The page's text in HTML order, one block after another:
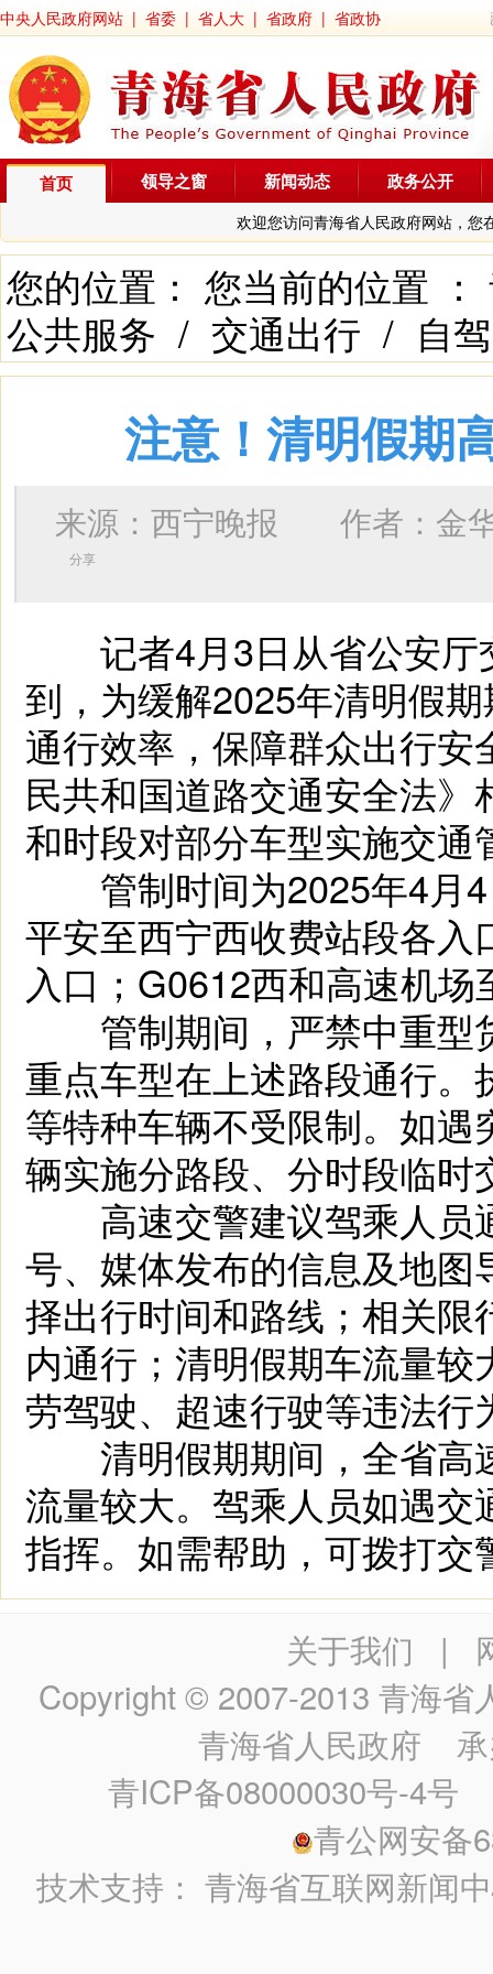
中央人民政府网站 | 省委 | 省人大 | 省政府 | 省政协
首页
欢迎您访问青海省人民政府网站，您
领导之窗 新闻动态 政务公开
您的位置： 您当前的位置 ：
公共服务 / 交通出行 / 自
注意！清明假期
来源：西宁晚报 作者： 金
分享
记者4月3日从省公安厅
到，为缓解2025年清明假
通行效率，保障群众出行
民共和国道路交通安全法
和时段对部分车型实施交通
管制时间为2025年4月4
平安至西宁西收费站段各
入口；G0612西和高速机
管制期间，严禁中重型
重点车型在上述路段通行
等特种车辆不受限制。如
辆实施分路段、分时段临时
高速交警建议驾乘人员
号、媒体发布的信息及地
择出行时间和路线；相关
内通行；清明假期车流量
劳驾驶、超速行驶等违法行
清明假期期间，全省高
流量较大。驾乘人员如遇
指挥。如需帮助，可拨打交
关于我们 |
Copyright © 2007-2013 青海省
青海省人民政府 承
青ICP备08000030号-4号
青公网安备
技术支持：青海省互联网新闻